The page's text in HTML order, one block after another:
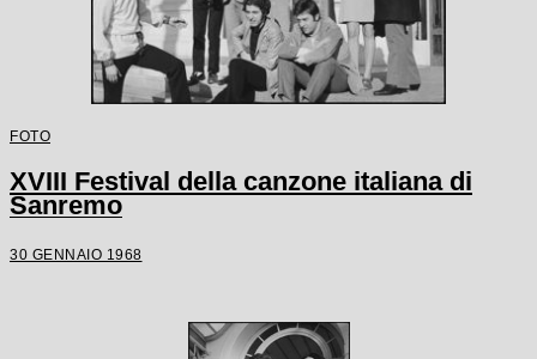
FOTO
XVIII Festival della canzone italiana di
Sanremo
30 GENNAIO 1968